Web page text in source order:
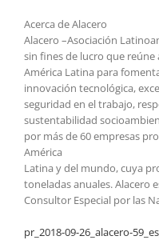
Acerca de Alacero
Alacero –Asociación
sin fines de lucro que reúne
América Latina para
innovación tecnológica,
seguridad en el trabajo,
sustentabilidad
por más de 60 empresas
América
Latina y del mundo, cuya
toneladas anuales. Alacero
Consultor Especial por las
pr_2018-09-26_alacero-